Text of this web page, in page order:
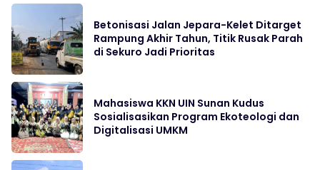
Betonisasi Jalan Jepara-Kelet Ditarget
Rampung Akhir Tahun, Titik Rusak Parah
di Sekuro Jadi Prioritas
Mahasiswa KKN UIN Sunan Kudus
Sosialisasikan Program Ekoteologi dan
Digitalisasi UMKM